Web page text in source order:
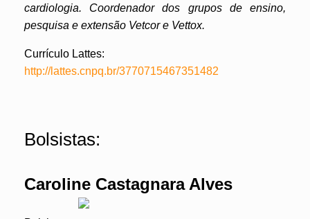
cardiologia. Coordenador dos grupos de ensino,
pesquisa e extensão Vetcor e Vettox.
Currículo Lattes:
http://lattes.cnpq.br/3770715467351482
Bolsistas:
Caroline Castagnara Alves